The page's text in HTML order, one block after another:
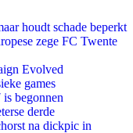
houdt schade beperkt
zege FC Twente
Evolved
games
begonnen
derde
na dickpic in